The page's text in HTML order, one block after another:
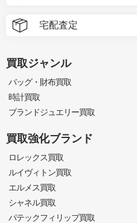
宅配査定
買取ジャンル
バッグ・財布買取
時計買取
ブランドジュエリー買取
買取強化ブランド
ロレックス買取
ルイヴィトン買取
エルメス買取
シャネル買取
パテックフィリップ買取